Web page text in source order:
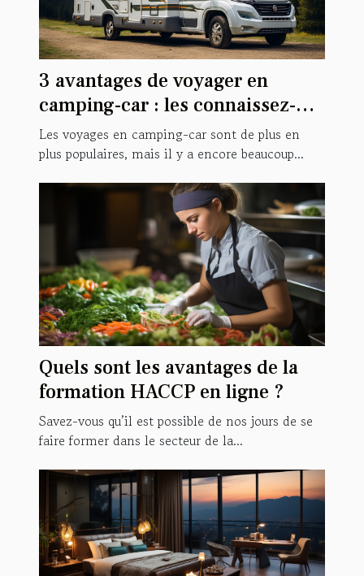
3 avantages de voyager en
camping-car : les connaissez-
vous tous ?
Les voyages en camping-car sont de plus en
plus populaires, mais il y a encore beaucoup...
Quels sont les avantages de la
formation HACCP en ligne ?
Savez-vous qu’il est possible de nos jours de se
faire former dans le secteur de la...